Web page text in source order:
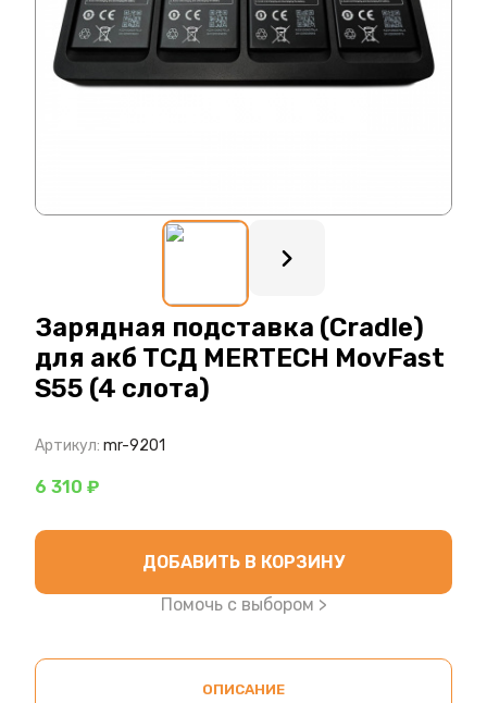
: ?>
Зарядная подставка (Cradle)
для акб ТСД MERTECH MovFast
S55 (4 слота)
Артикул: mr-9201
6 310 ₽
ДОБАВИТЬ В КОРЗИНУ
Помочь с выбором >
ОПИСАНИЕ